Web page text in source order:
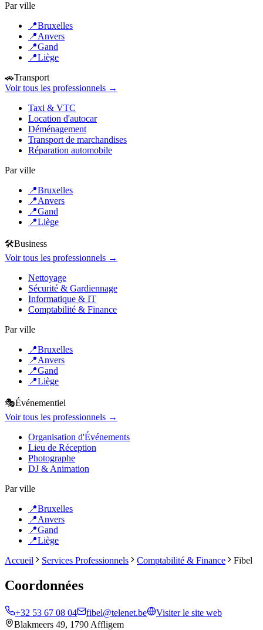
Par ville
📍Bruxelles
📍Anvers
📍Gand
📍Liège
🚗Transport
Voir tous les professionnels →
Taxi & VTC
Location d'autocar
Déménagement
Transport de marchandises
Réparation automobile
Par ville
📍Bruxelles
📍Anvers
📍Gand
📍Liège
🛠️Business
Voir tous les professionnels →
Nettoyage
Sécurité & Gardiennage
Informatique & IT
Comptabilité & Finance
Par ville
📍Bruxelles
📍Anvers
📍Gand
📍Liège
🎭Événementiel
Voir tous les professionnels →
Organisation d'Événements
Lieu de Réception
Photographe
DJ & Animation
Par ville
📍Bruxelles
📍Anvers
📍Gand
📍Liège
Accueil
Services Professionnels Comptabilité & Finance Fibel
Coordonnées
+32 53 67 08 04 fibel@telenet.be
Visiter le site web
Blakmeers 49, 1790 Affligem